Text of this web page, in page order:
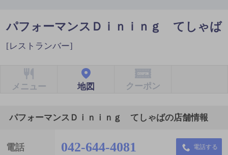
パフォーマンスＤｉｎｉｎｇ てしゃば
[レストランバー]
メニュー 地図 クーポン
パフォーマンスＤｉｎｉｎｇ てしゃばの店舗情報
電話 042-644-4081 電話する